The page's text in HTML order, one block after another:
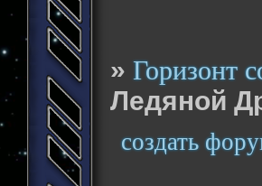
»Горизонт
Ледяной
создать